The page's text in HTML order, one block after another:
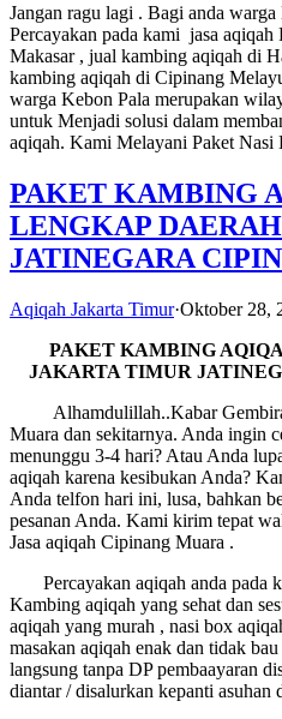
Jangan ragu lagi . Bagi anda
Percayakan pada kami jasa aqiqah
Makasar , jual kambing aqiqah di
kambing aqiqah di Cipinang
warga Kebon Pala merupakan
untuk Menjadi solusi dalam
aqiqah. Kami Melayani Paket Nasi
PAKET KAMBING
LENGKAP
JATINEGARA
Aqiqah Jakarta Timur·Oktober 28,
PAKET KAMBING
JAKARTA TIMUR
Alhamdulillah..Kabar Gembira
Muara dan sekitarnya. Anda ingin
menunggu 3-4 hari? Atau Anda
aqiqah karena kesibukan Anda?
Anda telfon hari ini, lusa, bahkan
pesanan Anda. Kami kirim tepat
Jasa aqiqah Cipinang Muara .
Percayakan aqiqah anda pada
Kambing aqiqah yang sehat dan
aqiqah yang murah , nasi box
masakan aqiqah enak dan tidak
langsung tanpa DP pembaayaran
diantar / disalurkan kepanti asuhan